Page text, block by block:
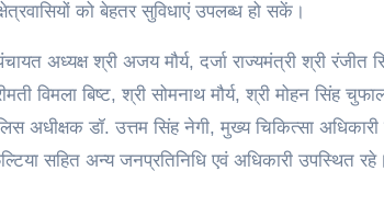
को बेहतर सुविधाएं उपलब्ध हो सकें।
अध्यक्ष श्री अजय मौर्य, दर्जा राज्यमंत्री श्री रंजीत
विमला बिष्ट, श्री सोमनाथ मौर्य, श्री मोहन सिंह
अधीक्षक डॉ. उत्तम सिंह नेगी, मुख्य चिकित्सा
सहित अन्य जनप्रतिनिधि एवं अधिकारी उपस्थित रहे।